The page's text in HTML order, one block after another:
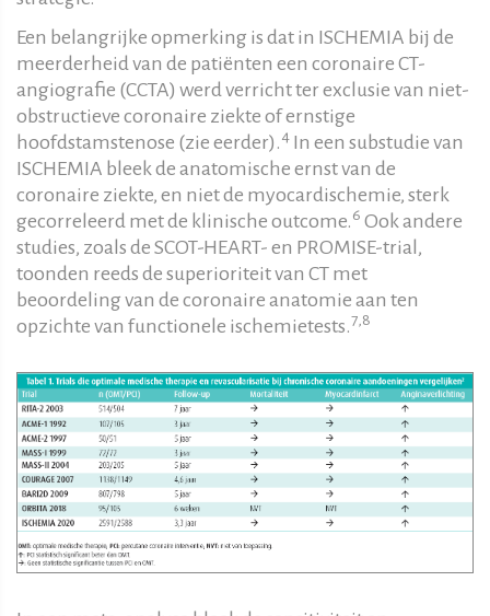
Een belangrijke opmerking is dat in ISCHEMIA bij de
meerderheid van de patiënten een coronaire CT-
angiografie (CCTA) werd verricht ter exclusie van niet-
obstructieve coronaire ziekte of ernstige
hoofdstamstenose (zie eerder). 4 In een substudie van
ISCHEMIA bleek de anatomische ernst van de
coronaire ziekte, en niet de myocardischemie, sterk
gecorreleerd met de klinische outcome. 6 Ook andere
studies, zoals de SCOT-HEART- en PROMISE-trial,
toonden reeds de superioriteit van CT met
beoordeling van de coronaire anatomie aan ten
opzichte van functionele ischemietests.7,8